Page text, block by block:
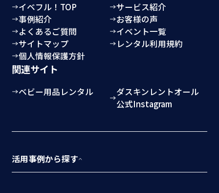
イベフル！TOP
サービス紹介
事例紹介
お客様の声
よくあるご質問
イベント一覧
サイトマップ
レンタル利用規約
個人情報保護方針
関連サイト
ベビー用品レンタル
ダスキンレントオール
公式Instagram
活用事例から探す